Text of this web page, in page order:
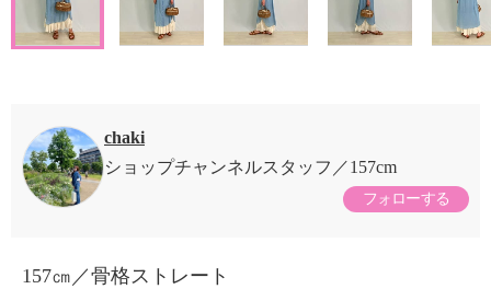
chaki
ショップチャンネルスタッフ
157cm
フォローする
157㎝／骨格ストレート